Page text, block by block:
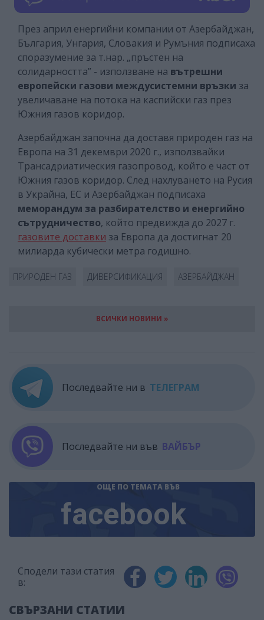
През април енергийни компании от Азербайджан,
България, Унгария, Словакия и Румъния подписаха
споразумение за т.нар. „пръстен на
солидарността” - използване на вътрешни
европейски газови междусистемни връзки за
увеличаване на потока на каспийски газ през
Южния газов коридор.
Азербайджан започна да доставя природен газ на
Европа на 31 декември 2020 г., използвайки
Трансадриатическия газопровод, който е част от
Южния газов коридор. След нахлуването на Русия
в Украйна, ЕС и Азербайджан подписаха
меморандум за разбирателство и енергийно
сътрудничество, който предвижда до 2027 г.
газовите доставки за Европа да достигнат 20
милиарда кубически метра годишно.
ПРИРОДЕН ГАЗ ДИВЕРСИФИКАЦИЯ АЗЕРБАЙДЖАН
ВСИЧКИ НОВИНИ »
Последвайте ни в ТЕЛЕГРАМ
Последвайте ни във ВАЙБЪР
ОЩЕ ПО ТЕМАТА ВЪВ
facebook
Сподели тази статия
в:
СВЪРЗАНИ СТАТИИ